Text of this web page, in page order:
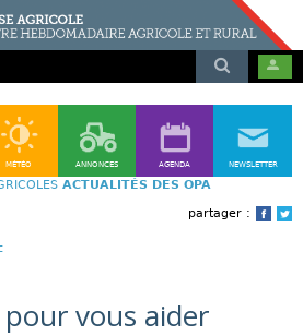
MÉTÉO ANNONCES AGENDA NEWSLETTER
ACTUALITÉS DES OPA
partager :
pour vous aider